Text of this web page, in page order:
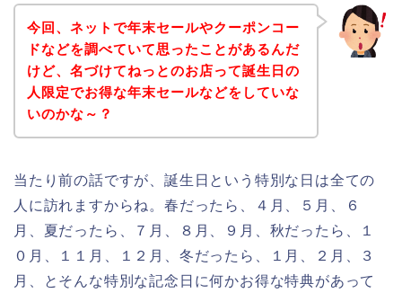
今回、ネットで年末セールやクーポンコー
ドなどを調べていて思ったことがあるんだ
けど、名づけてねっとのお店って誕生日の
人限定でお得な年末セールなどをしていな
いのかな～？
当たり前の話ですが、誕生日という特別な日は全ての
人に訪れますからね。春だったら、４月、５月、６
月、夏だったら、７月、８月、９月、秋だったら、１
０月、１１月、１２月、冬だったら、１月、２月、３
月、とそんな特別な記念日に何かお得な特典があって